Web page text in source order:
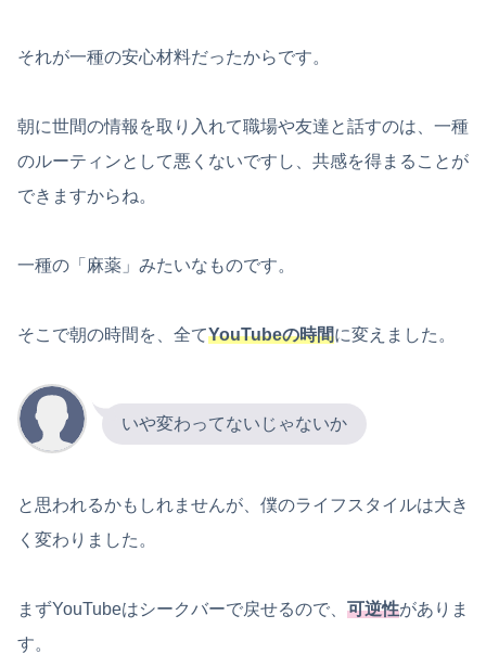
それが一種の安心材料だったからです。
朝に世間の情報を取り入れて職場や友達と話すのは、一種
のルーティンとして悪くないですし、共感を得まることが
できますからね。
一種の「麻薬」みたいなものです。
そこで朝の時間を、全てYouTubeの時間に変えました。
いや変わってないじゃないか
と思われるかもしれませんが、僕のライフスタイルは大き
く変わりました。
まずYouTubeはシークバーで戻せるので、 可逆性がありま
す。